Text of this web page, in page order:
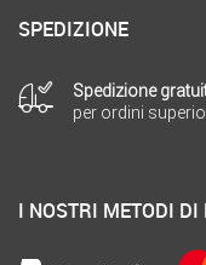
SPEDIZIONE
Spedizione
per ordini
I NOSTRI METODI DI